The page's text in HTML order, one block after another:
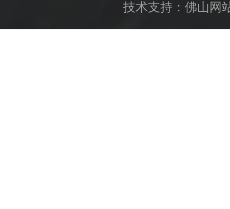
技术支持： 佛山网